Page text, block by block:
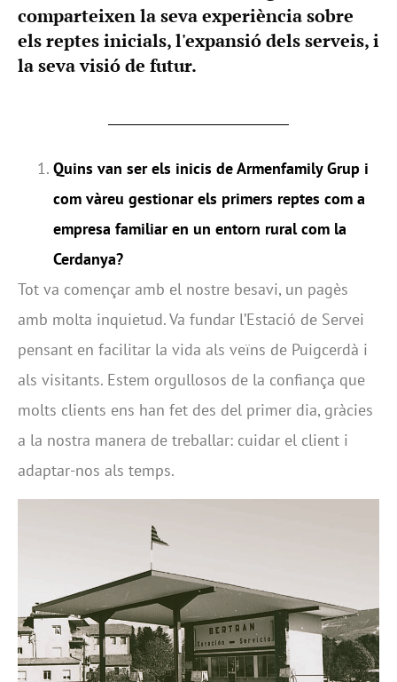
comparteixen la seva experiència sobre
els reptes inicials, l'expansió dels serveis, i
la seva visió de futur.
Quins van ser els inicis de Armenfamily Grup i
com vàreu gestionar els primers reptes com a
empresa familiar en un entorn rural com la
Cerdanya?
Tot va començar amb el nostre besavi, un pagès
amb molta inquietud. Va fundar l’Estació de Servei
pensant en facilitar la vida als veïns de Puigcerdà i
als visitants. Estem orgullosos de la confiança que
molts clients ens han fet des del primer dia, gràcies
a la nostra manera de treballar: cuidar el client i
adaptar-nos als temps.